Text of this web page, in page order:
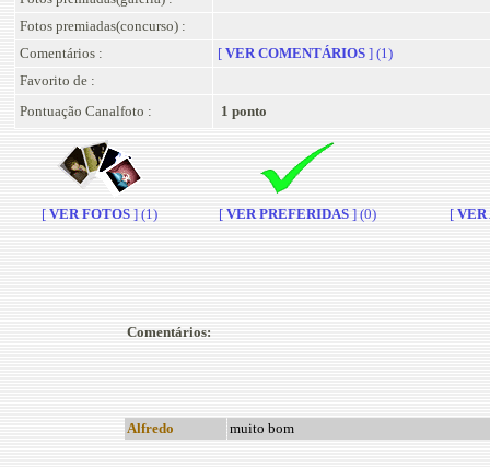
Fotos premiadas(concurso) :
Comentários :
[ VER COMENTÁRIOS ] (1)
Favorito de :
Pontuação Canalfoto :
1 ponto
[ VER FOTOS ] (1) [VER PREFERIDAS ] (0) [ VER
Comentários:
Alfredo muito bom